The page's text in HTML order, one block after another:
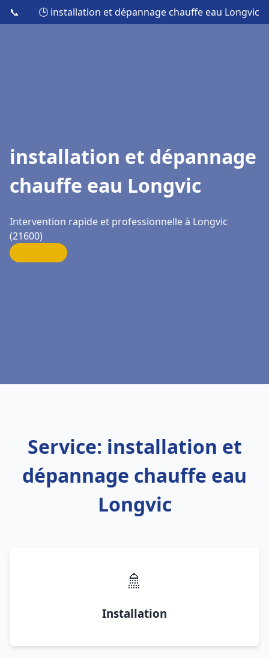
📞 🕒 installation et dépannage chauffe eau Longvic
installation et dépannage
chauffe eau Longvic
Intervention rapide et professionnelle à Longvic
(21600)
Service: installation et
dépannage chauffe eau
Longvic
🚿
Installation